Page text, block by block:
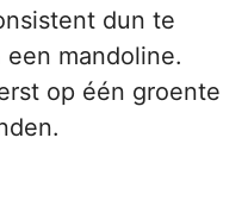
dun te
mandoline.
op één groente